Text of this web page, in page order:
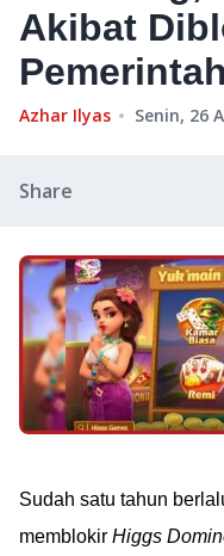
Akibat
Azhar Ilyas Senin, 26
Share
Sudah satu tahun
memblokir Higgs